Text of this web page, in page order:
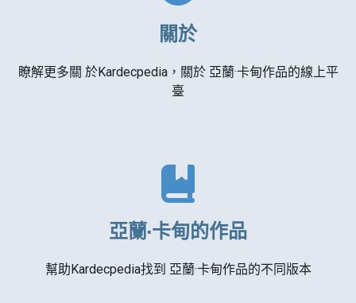
關於
瞭解更多關 於Kardecpedia，關於 亞蘭·卡甸作品的線上平
臺
亞蘭·卡甸的作品
幫助Kardecpedia找到 亞蘭·卡甸作品的不同版本